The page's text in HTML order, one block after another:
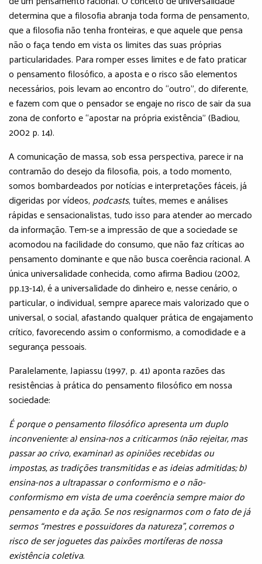
determina que a filosofia abranja toda forma de pensamento,
que a filosofia não tenha fronteiras, e que aquele que pensa
não o faça tendo em vista os limites das suas próprias
particularidades. Para romper esses limites e de fato praticar
o pensamento filosófico, a aposta e o risco são elementos
necessários, pois levam ao encontro do “outro”, do diferente,
e fazem com que o pensador se engaje no risco de sair da sua
zona de conforto e “apostar na própria existência” (Badiou,
2002 p. 14).
A comunicação de massa, sob essa perspectiva, parece ir na
contramão do desejo da filosofia, pois, a todo momento,
somos bombardeados por notícias e interpretações fáceis, já
digeridas por vídeos, podcasts, tuítes, memes e análises
rápidas e sensacionalistas, tudo isso para atender ao mercado
da informação. Tem-se a impressão de que a sociedade se
acomodou na facilidade do consumo, que não faz críticas ao
pensamento dominante e que não busca coerência racional. A
única universalidade conhecida, como afirma Badiou (2002,
pp.13-14), é a universalidade do dinheiro e, nesse cenário, o
particular, o individual, sempre aparece mais valorizado que o
universal, o social, afastando qualquer prática de engajamento
crítico, favorecendo assim o conformismo, a comodidade e a
segurança pessoais.
Paralelamente, Japiassu (1997, p. 41) aponta razões das
resistências à prática do pensamento filosófico em nossa
sociedade:
É porque o pensamento filosófico apresenta um duplo
inconveniente: a) ensina-nos a criticarmos (não rejeitar, mas
passar ao crivo, examinar) as opiniões recebidas ou
impostas, as tradições transmitidas e as ideias admitidas; b)
ensina-nos a ultrapassar o conformismo e o não-
conformismo em vista de uma coerência sempre maior do
pensamento e da ação. Se nos resignarmos com o fato de já
sermos “mestres e possuidores da natureza”, corremos o
risco de ser joguetes das paixões mortíferas de nossa
existência coletiva.